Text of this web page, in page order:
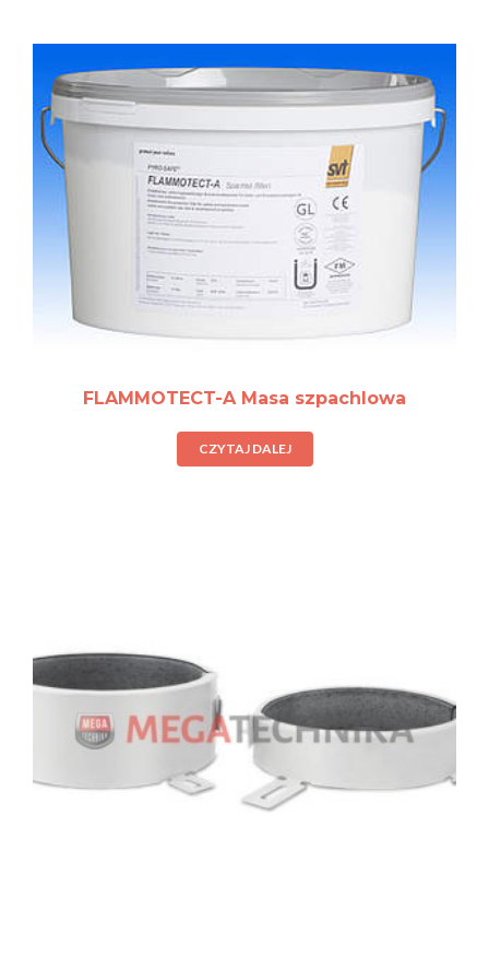
FLAMMOTECT-A Masa szpachlowa
CZYTAJ DALEJ